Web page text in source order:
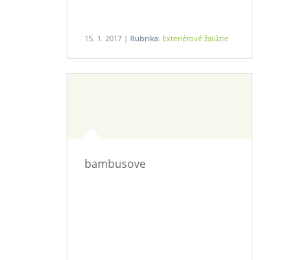
15. 1. 2017 | Rubrika: Exteriérové žalúzie
bambusove